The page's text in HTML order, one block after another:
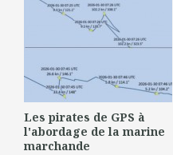
Les pirates de GPS à
l'abordage de la marine
marchande